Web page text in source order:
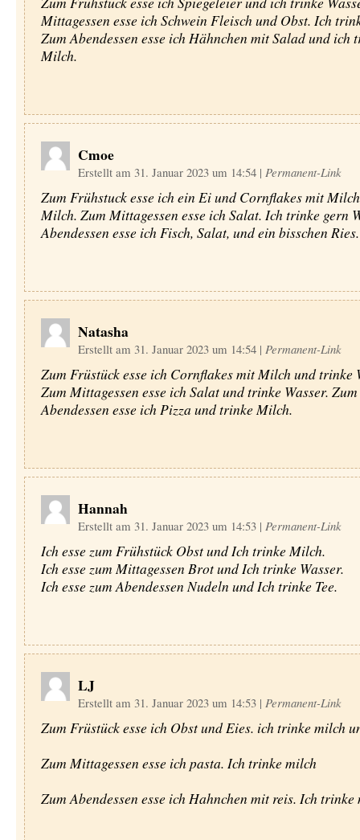
Mittagessen esse ich Schwein Fleisch und Obst. Ich
Zum Abendessen esse ich Hähnchen mit Salad und ich
Milch.
Cmoe
Erstellt am 31. Januar 2023 um 14:54 | Permanent-Link
Zum Frühstuck esse ich ein Ei und Cornflakes mit
Milch. Zum Mittagessen esse ich Salat. Ich trinke gern
Abendessen esse ich Fisch, Salat, und ein bisschen Ries.
Natasha
Erstellt am 31. Januar 2023 um 14:54 | Permanent-Link
Zum Früstück esse ich Cornflakes mit Milch und trinke
Zum Mittagessen esse ich Salat und trinke Wasser. Zum
Abendessen esse ich Pizza und trinke Milch.
Hannah
Erstellt am 31. Januar 2023 um 14:53 | Permanent-Link
Ich esse zum Frühstück Obst und Ich trinke Milch.
Ich esse zum Mittagessen Brot und Ich trinke Wasser.
Ich esse zum Abendessen Nudeln und Ich trinke Tee.
LJ
Erstellt am 31. Januar 2023 um 14:53 | Permanent-Link
Zum Früstück esse ich Obst und Eies. ich trinke milch
Zum Mittagessen esse ich pasta. Ich trinke milch
Zum Abendessen esse ich Hahnchen mit reis. Ich trinke